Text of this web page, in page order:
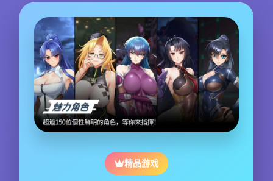
精品游戏